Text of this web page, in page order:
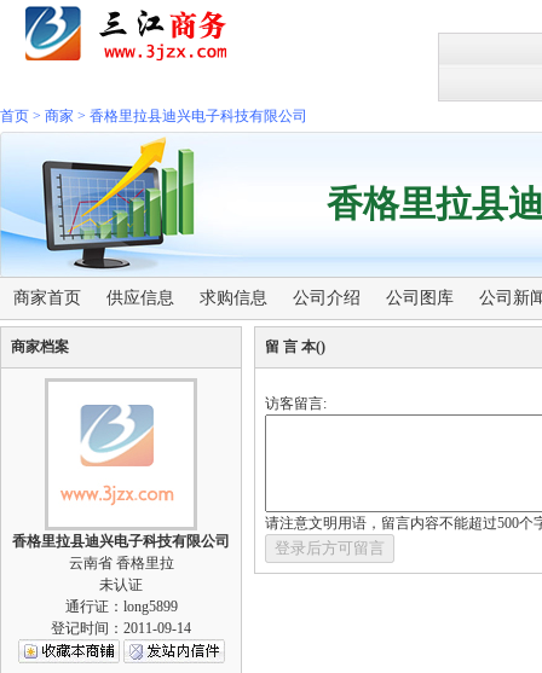
首页 > 商家 > 香格里拉县迪兴电子科技有限公司
香格里拉县
商家首页 供应信息 求购信息 公司介绍 公司图库 公司新
商家档案
香格里拉县迪兴电子科技有限公司
云南省 香格里拉
未认证
通行证：long5899
登记时间：2011-09-14
留 言 本()
访客留言:
请注意文明用语，留言内容不能超过500个